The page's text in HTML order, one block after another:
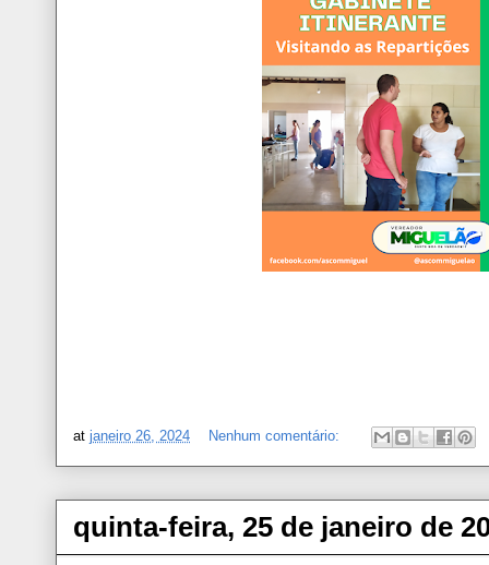
at janeiro 26, 2024 Nenhum comentário:
quinta-feira, 25 de janeiro de